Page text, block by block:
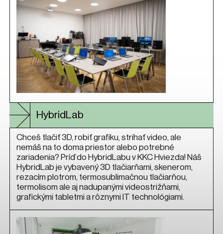
HybridLab
Chceš tlačiť 3D, robiť grafiku, strihať video, ale
nemáš na to doma priestor alebo potrebné
zariadenia? Príď do HybridLabu v KKC Hviezda! Náš
HybridLab je vybavený 3D tlačiarňami, skenerom,
rezacím plotrom, termosublimačnou tlačiarňou,
termolisom ale aj nadupanými videostrižňami,
grafickými tabletmi a rôznymi IT technológiami.